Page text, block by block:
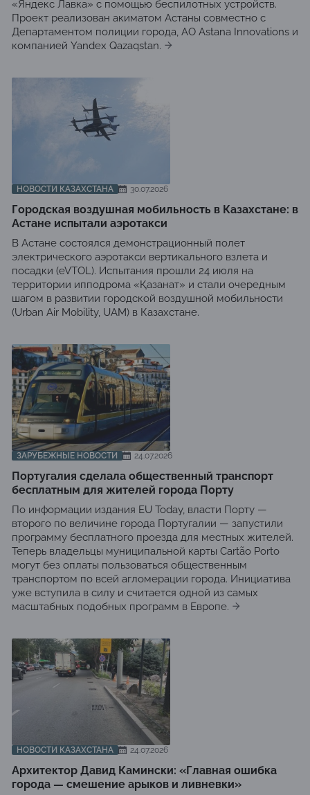
«Яндекс Лавка» с помощью беспилотных устройств.
Проект реализован акиматом Астаны совместно с
Департаментом полиции города, АО Astana Innovations и
компанией Yandex Qazaqstan.
НОВОСТИ КАЗАХСТАНА 30.07.2026
Городская воздушная мобильность в Казахстане: в
Астане испытали аэротакси
В Астане состоялся демонстрационный полет
электрического аэротакси вертикального взлета и
посадки (eVTOL). Испытания прошли 24 июля на
территории ипподрома «Қазанат» и стали очередным
шагом в развитии городской воздушной мобильности
(Urban Air Mobility, UAM) в Казахстане.
ЗАРУБЕЖНЫЕ НОВОСТИ 24.07.2026
Португалия сделала общественный транспорт
бесплатным для жителей города Порту
По информации издания EU Today, власти Порту —
второго по величине города Португалии — запустили
программу бесплатного проезда для местных жителей.
Теперь владельцы муниципальной карты Cartão Porto
могут без оплаты пользоваться общественным
транспортом по всей агломерации города. Инициатива
уже вступила в силу и считается одной из самых
масштабных подобных программ в Европе.
НОВОСТИ КАЗАХСТАНА 24.07.2026
Архитектор Давид Камински: «Главная ошибка
города — смешение арыков и ливневки»